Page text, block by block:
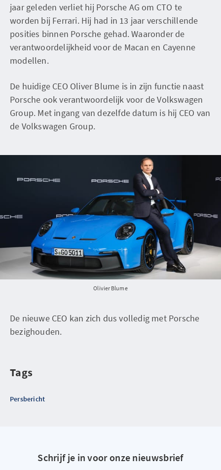
jaar geleden verliet hij Porsche AG om CTO te
worden bij Ferrari. Hij had in 13 jaar verschillende
posities binnen Porsche gehad. Waaronder de
verantwoordelijkheid voor de Macan en Cayenne
modellen.
De huidige CEO Oliver Blume is in zijn functie naast
Porsche ook verantwoordelijk voor de Volkswagen
Group. Met ingang van dezelfde datum is hij CEO van
de Volkswagen Group.
Olivier Blume
De nieuwe CEO kan zich dus volledig met Porsche
bezighouden.
Tags
Persbericht
Schrijf je in voor onze nieuwsbrief